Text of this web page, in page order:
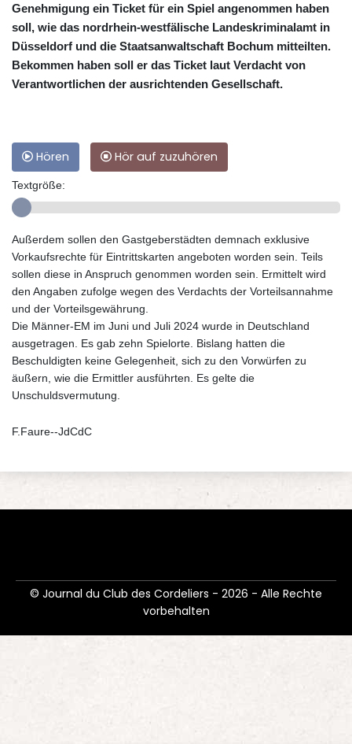
Genehmigung ein Ticket für ein Spiel angenommen haben
soll, wie das nordrhein-westfälische Landeskriminalamt in
Düsseldorf und die Staatsanwaltschaft Bochum mitteilten.
Bekommen haben soll er das Ticket laut Verdacht von
Verantwortlichen der ausrichtenden Gesellschaft.
Hören Hör auf zuzuhören
Textgröße:
Außerdem sollen den Gastgeberstädten demnach exklusive
Vorkaufsrechte für Eintrittskarten angeboten worden sein. Teils
sollen diese in Anspruch genommen worden sein. Ermittelt wird
den Angaben zufolge wegen des Verdachts der Vorteilsannahme
und der Vorteilsgewährung.
Die Männer-EM im Juni und Juli 2024 wurde in Deutschland
ausgetragen. Es gab zehn Spielorte. Bislang hatten die
Beschuldigten keine Gelegenheit, sich zu den Vorwürfen zu
äußern, wie die Ermittler ausführten. Es gelte die
Unschuldsvermutung.
F.Faure--JdCdC
© Journal du Club des Cordeliers - 2026 - Alle Rechte
vorbehalten